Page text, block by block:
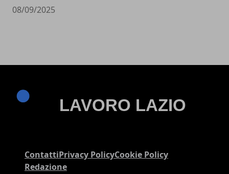
08/09/2025
ContattiPrivacy PolicyCookie Policy
Redazione